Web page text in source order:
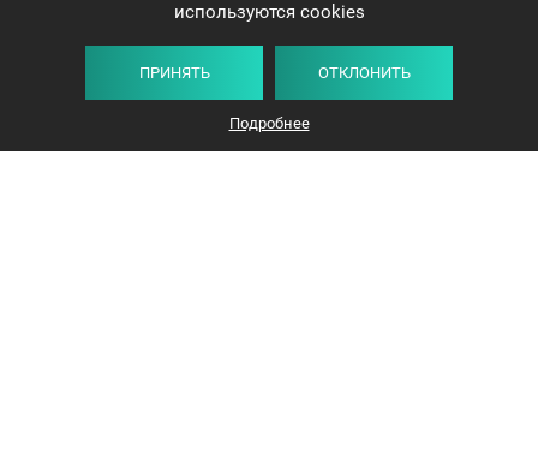
используются cookies
ПРИНЯТЬ ОТКЛОНИТЬ
Подробнее